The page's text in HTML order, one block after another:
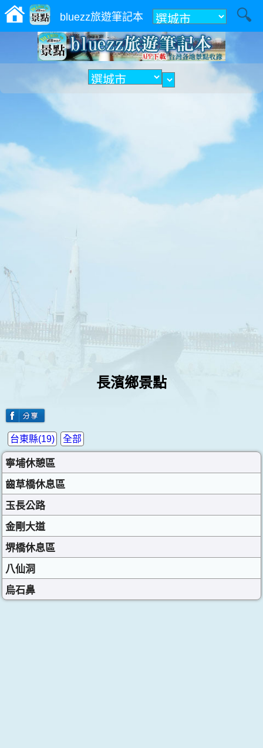
bluezz旅遊筆記本 附近
長濱鄉景點
全部
台東縣(19)
寧埔休憩區
齒草橋休息區
玉長公路
金剛大道
堺橋休息區
八仙洞
烏石鼻